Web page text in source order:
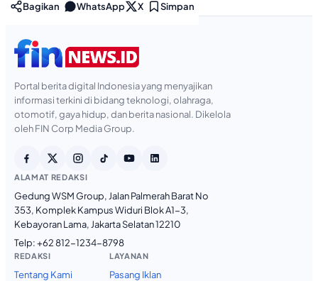
Bagikan WhatsApp X Simpan
Portal berita digital Indonesia yang menyajikan
informasi terkini di bidang teknologi, olahraga,
otomotif, gaya hidup, dan berita nasional. Dikelola
oleh FIN Corp Media Group.
ALAMAT REDAKSI
Gedung WSM Group, Jalan Palmerah Barat No
353, Komplek Kampus Widuri Blok A1-3,
Kebayoran Lama, Jakarta Selatan 12210
Telp:+62 812-1234-8798
REDAKSI
Tentang Kami
LAYANAN
Pasang Iklan